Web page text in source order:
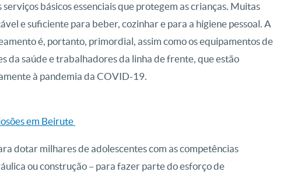
básicos essenciais que protegem as crianças. Muitas
e suficiente para beber, cozinhar e para a higiene pessoal. A
é, portanto, primordial, assim como os equipamentos de
da saúde e trabalhadores da linha de frente, que estão
à pandemia da COVID-19.
em Beirute
dotar milhares de adolescentes com as competências
ou construção – para fazer parte do esforço de